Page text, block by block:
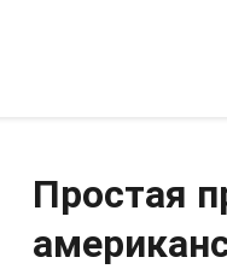
Простая